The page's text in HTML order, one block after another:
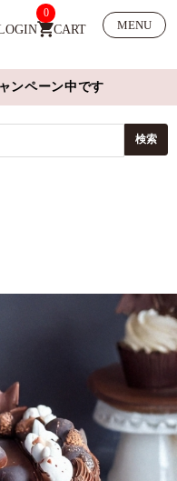
CART
0
MENU
ンペーン中です